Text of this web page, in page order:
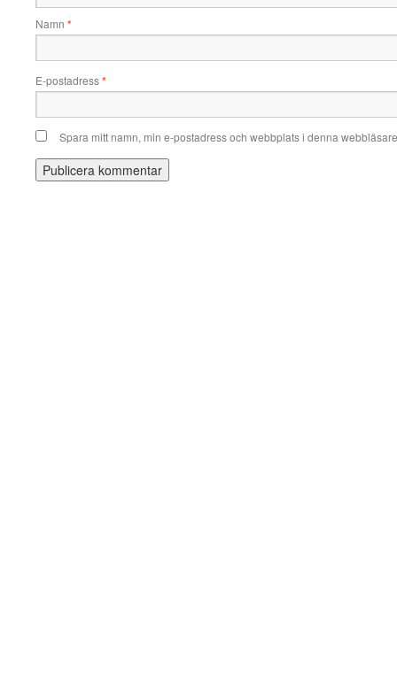
Namn *
E-postadress*
Spara mitt namn, min e-postadress och webbplats i denna